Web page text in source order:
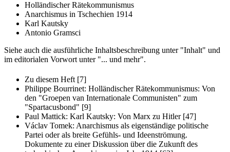
Holländischer Rätekommunismus
Anarchismus in Tschechien 1914
Karl Kautsky
Antonio Gramsci
Siehe auch die ausführliche Inhaltsbeschreibung unter "Inhalt" und
im editorialen Vorwort unter "... und mehr".
Zu diesem Heft [7]
Philippe Bourrinet: Holländischer Rätekommunismus: Von
den "Groepen van Internationale Communisten" zum
"Spartacusbond" [9]
Paul Mattick: Karl Kautsky: Von Marx zu Hitler [47]
Václav Tomek: Anarchismus als eigenständige politische
Partei oder als breite Gefühls- und Ideenströmung.
Dokumente zu einer Diskussion über die Zukunft des